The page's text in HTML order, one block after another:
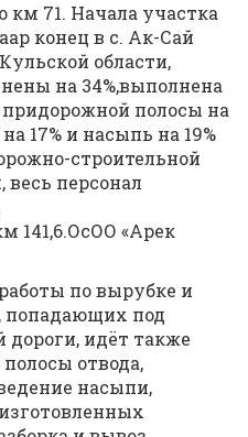
км 71. Начала участка
конец в с. Ак-Сай
области,
на 34%,выполнена
полосы на
17% и насыпь на 19%
строительной
весь персонал
141,6.ОсОО «Арек
по вырубке и
попадающих под
дороги, идёт также
отвода,
насыпи,